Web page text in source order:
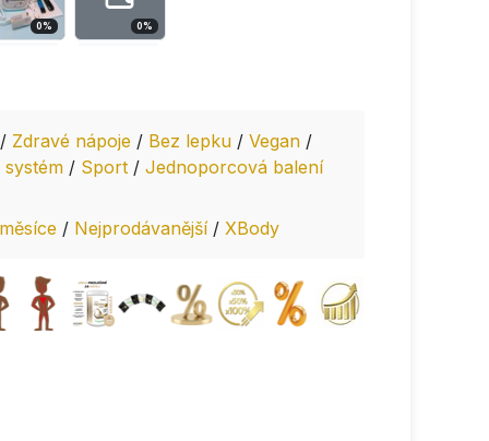
0% 0%
/ Zdravé nápoje / Bez lepku / Vegan /
/ Sport / Jednoporcová balení
/ Nejprodávanější / XBody